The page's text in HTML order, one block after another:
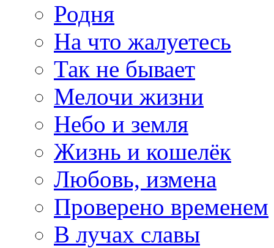
Родня
На что жалуетесь
Так не бывает
Мелочи жизни
Небо и земля
Жизнь и кошелёк
Любовь, измена
Проверено временем
В лучах славы